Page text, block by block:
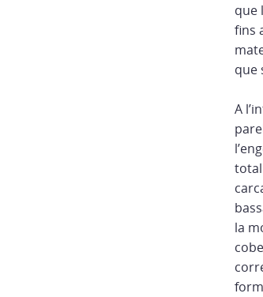
que
fins
que
A
la